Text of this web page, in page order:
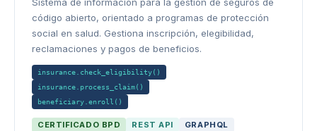
código abierto, orientado a programas de protección
social en salud. Gestiona inscripción, elegibilidad,
reclamaciones y pagos de beneficios.
insurance.check_eligibility()
insurance.process_claim()
beneficiary.enroll()
CERTIFICADO BPD REST API GRAPHQL